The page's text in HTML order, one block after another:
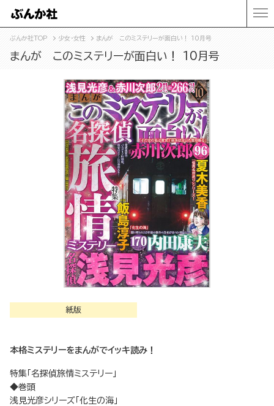
ぶんか社TOP 少女・女性 まんが このミステリーが面白い！ 10月号
まんが このミステリーが面白い！ 10月号
紙版
本格ミステリーをまんがでイッキ読み！
特集「名探偵旅情ミステリー」
◆巻頭
浅見光彦シリーズ「化生の海」